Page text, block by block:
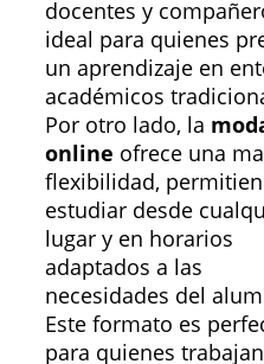
docentes y
ideal para quienes
un aprendizaje en
académicos
Por otro lado, la
online ofrece una
flexibilidad,
estudiar desde
lugar y en horarios
adaptados a las
necesidades del
Este formato es
para quienes